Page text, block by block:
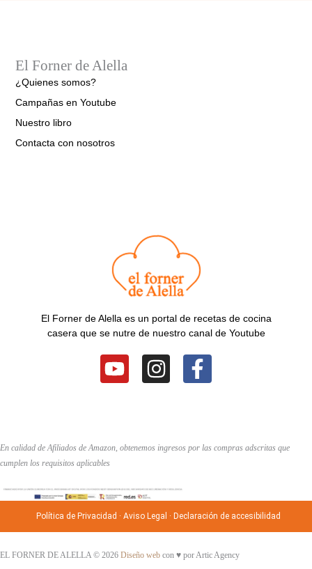
El Forner de Alella es un portal de recetas de cocina
casera que se nutre de nuestro canal de Youtube
Y
o
u
e
I
n
a
r
a
m
F
a
b
k
-
El Forner de Alella
¿Quienes somos?
Campañas en Youtube
Nuestro libro
Contacta con nosotros
En calidad de Afiliados de Amazon, obtenemos ingresos por las compras adscritas que
cumplen los requisitos aplicables
Política de Privacidad · Aviso Legal · Declaración de accesibilidad
EL FORNER DE ALELLA © 2026 Diseño web con ♥️ por Artic Agency